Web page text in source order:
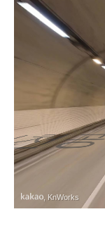
공
공
, KnWorks